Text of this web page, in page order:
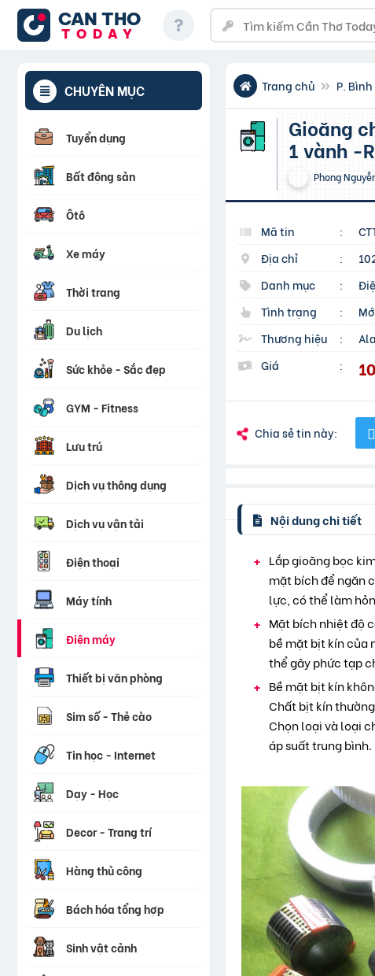
CAN THO
TODAY
CHUYÊN MỤC
Tuyển dụng
Bất động sản
Ôtô
Xe máy
Thời trang
Du lịch
Sức khỏe - Sắc đẹp
GYM - Fitness
Lưu trú
Dịch vụ thông dụng
Dịch vụ vận tải
Điện thoại
Máy tính
Điện máy
Thiết bị văn phòng
Sim số - Thẻ cào
Tin học - Internet
Dạy - Học
Decor - Trang trí
Hàng thủ công
Bách hóa tổng hợp
Sinh vật cảnh
Trang chủ P.
Gioăng chịu nhiệt độ cao-Gioăng chì mặt bích- Ron chì
1 vành -
Phong
Mã tin :
Địa chỉ
:
Danh mục
:
Tình trạng
:
Thương hiệu
:
Giá
:
Chia sẻ tin này:
Nội dung chi tiết
Lắp gioăng bọc
mặt bích để ngăn
lực, có thể làm
Mặt bích nhiệt độ
bề mặt bịt kín của
thể gây phức tạp
Bề mặt bịt kín
Chất bịt kín
Chọn loại và loại
áp suất trung bình.